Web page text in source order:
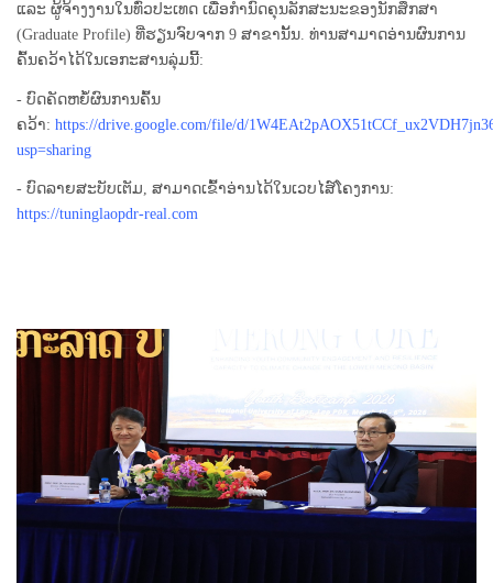
ແລະ ຜູ້ຈ້າງງານໃນທົ່ວປະເທດ ເພື່ອກໍານົດຄຸນລັກສະນະຂອງນັກສຶກສາ
(Graduate Profile) ທີ່ຮຽນຈົບຈາກ 9 ສາຂານັ້ນ. ທ່ານສາມາດອ່ານຜົນການ
ຄົ້ນຄວ້າໄດ້ໃນເອກະສານລຸ່ມນີ້:
- ບົດຄັດຫຍໍ້ຜົນການຄົ້ນ
ຄວ້າ: https://drive.google.com/file/d/
usp=sharing
- ບົດລາຍສະບັບເຕັມ, ສາມາດເຂົ້າອ່ານໄດ້ໃນເວບໄສ໌ໂຄງການ:
https://tuninglaopdr-real.com